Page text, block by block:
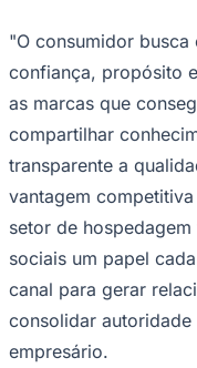
"O consumidor busca
confiança, propósito
as marcas que
compartilhar
transparente a
vantagem
setor de
sociais um papel
canal para gerar
consolidar
empresário.